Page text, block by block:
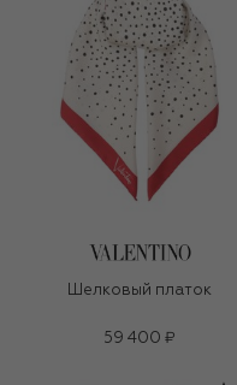
Шелковый платок
59 400 ₽